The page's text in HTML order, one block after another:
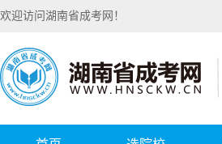
欢迎访问湖南省成考网！